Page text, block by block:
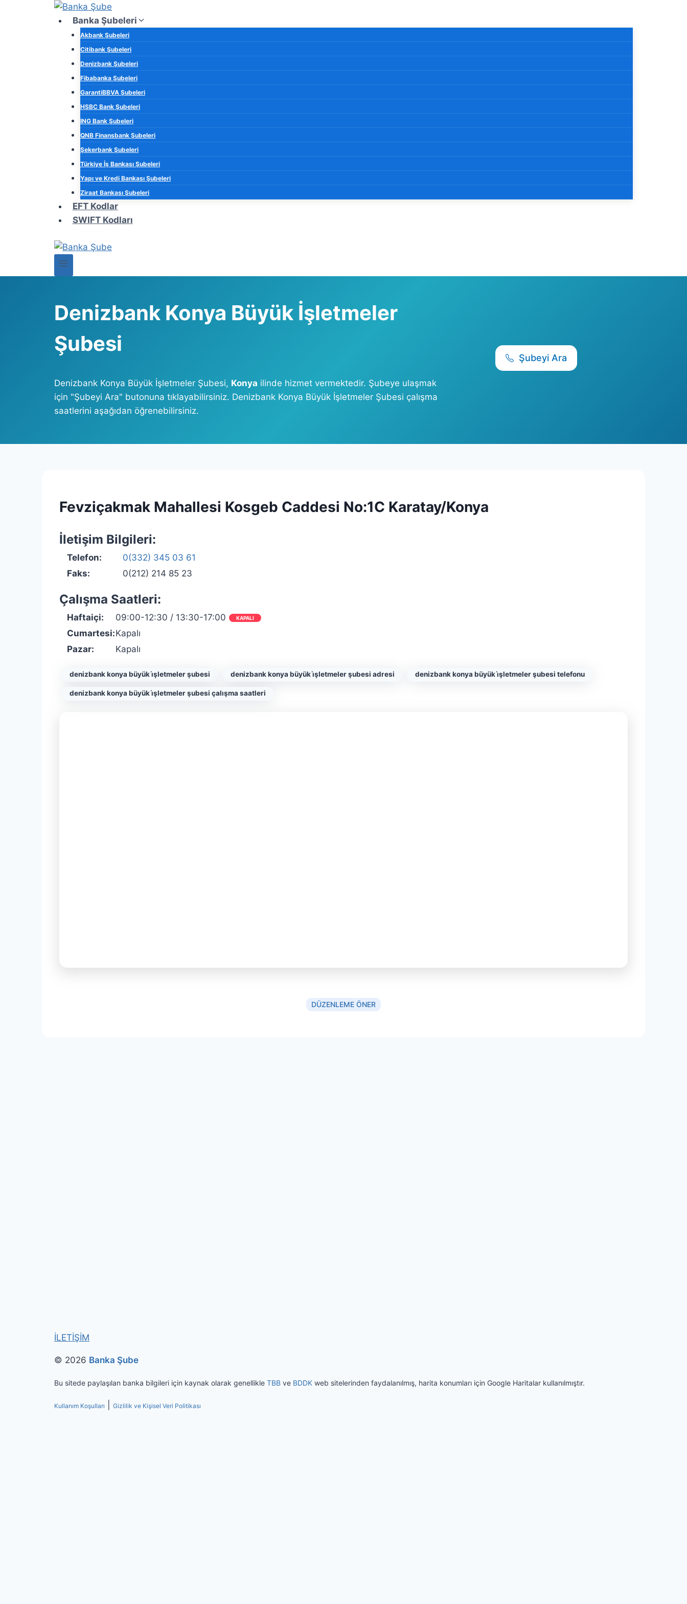
Banka Şubeleri
Akbank Şubeleri
Citibank Şubeleri
Denizbank Şubeleri
Fibabanka Şubeleri
GarantiBBVA Şubeleri
HSBC Bank Şubeleri
ING Bank Şubeleri
QNB Finansbank Şubeleri
Şekerbank Şubeleri
Türkiye İş Bankası Şubeleri
Yapı ve Kredi Bankası Şubeleri
Ziraat Bankası Şubeleri
EFT Kodlar
SWIFT Kodları
Denizbank Konya Büyük İşletmeler
Şubesi
Denizbank Konya Büyük İşletmeler Şubesi, Konya ilinde hizmet vermektedir. Şubeye ulaşmak
için "Şubeyi Ara" butonuna tıklayabilirsiniz. Denizbank Konya Büyük İşletmeler Şubesi çalışma
saatlerini aşağıdan öğrenebilirsiniz.
Şubeyi Ara
Fevziçakmak Mahallesi Kosgeb Caddesi No:1C Karatay/Konya
İletişim Bilgileri:
Telefon:
0(332) 345 03 61
Faks:
0(212) 214 85 23
Çalışma Saatleri:
Haftaiçi: 09:00-12:30 / 13:30-17:00 KAPALI
Cumartesi:Kapalı
Pazar:
Kapalı
denizbank konya büyük i̇şletmeler şubesi denizbank konya büyük i̇şletmeler şubesi adresi denizbank konya büyük i̇şletmeler şubesi telefonu
denizbank konya büyük i̇şletmeler şubesi çalışma saatleri
DÜZENLEME ÖNER
İLETİŞİM
© 2026 Banka Şube
Bu sitede paylaşılan banka bilgileri için kaynak olarak genellikle TBB ve BDDK web sitelerinden faydalanılmış, harita konumları için Google Haritalar kullanılmıştır.
Kullanım Koşulları Gizlilik ve Kişisel Veri Politikası